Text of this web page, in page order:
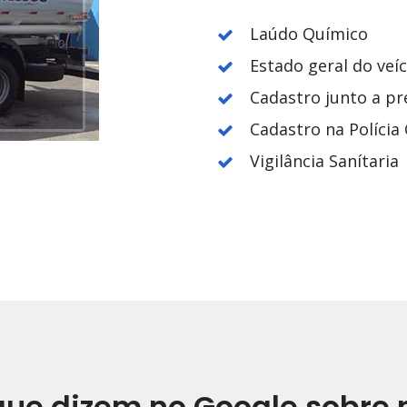
Laúdo Químico
Estado geral do
Cadastro junto a
Cadastro na Polícia
Vigilância Sanítaria